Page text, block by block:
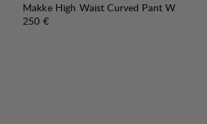
Makke High Waist Curved Pant W
Preis:
250 €